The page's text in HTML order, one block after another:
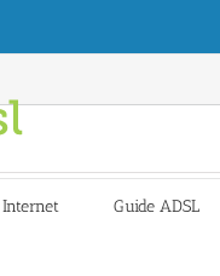
Guide ADSL